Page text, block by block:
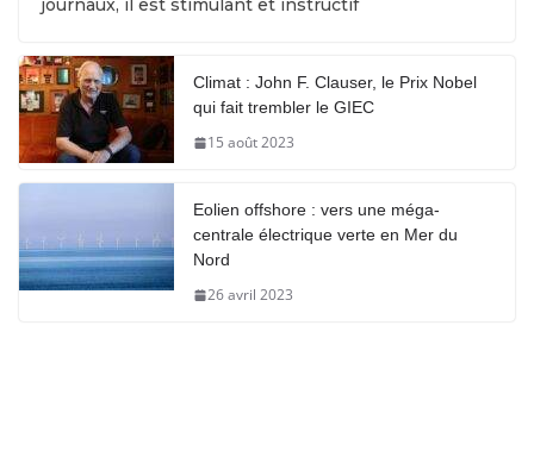
journaux, il est stimulant et instructif
Climat : John F. Clauser, le Prix Nobel
qui fait trembler le GIEC
15 août 2023
Eolien offshore : vers une méga-
centrale électrique verte en Mer du
Nord
26 avril 2023